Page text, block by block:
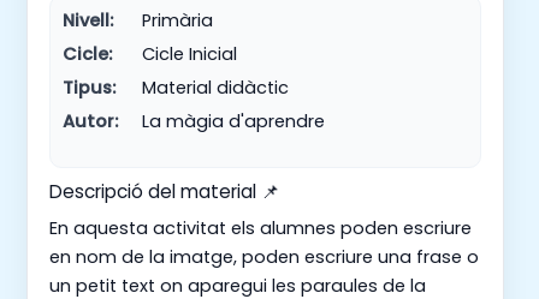
Nivell:
Primària
Cicle:
Cicle Inicial
Tipus:
Material didàctic
Autor:
La màgia d'aprendre
Descripció del material 📌
En aquesta activitat els alumnes poden escriure
en nom de la imatge, poden escriure una frase o
un petit text on aparegui les paraules de la